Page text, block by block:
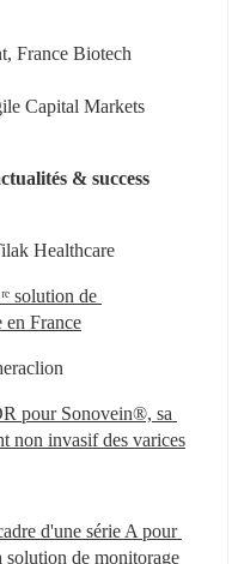
France Biotech
Capital Markets
& success
Healthcare
solution de
en France
non invasif des varices
d'une série A pour
solution de monitorage